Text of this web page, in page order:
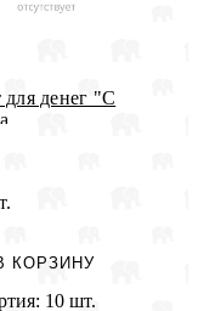
для денег "С
КОРЗИНУ
10 шт.